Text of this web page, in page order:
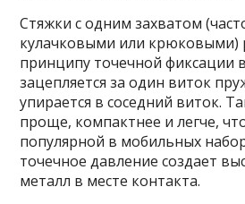
Стяжки с одним захватом
кулачковыми или крюковыми)
принципу точечной фиксации
зацепляется за один виток
упирается в соседний виток.
проще, компактнее и легче,
популярной в мобильных
точечное давление создает
металл в месте контакта.